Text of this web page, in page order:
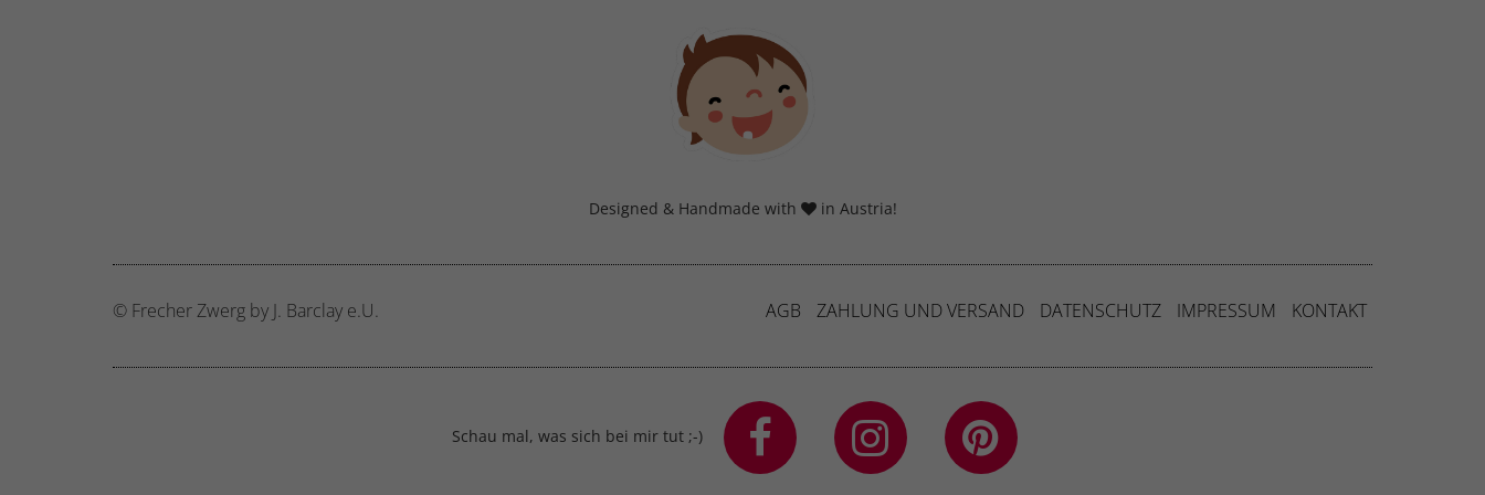
Designed & Handmade with in Austria!
© Frecher Zwerg by J. Barclay e.U. AGB ZAHLUNG UND VERSAND DATENSCHUTZ IMPRESSUM KONTAKT
Schau mal, was sich bei mir tut ;-)